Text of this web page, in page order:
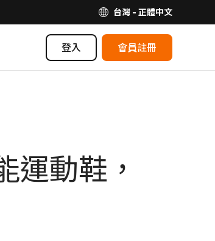
台灣 - 正體中文
登入 會員註冊
運動鞋，